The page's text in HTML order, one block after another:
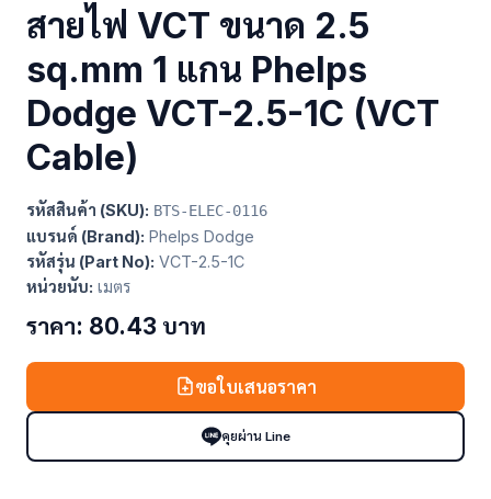
สายไฟ VCT ขนาด 2.5
sq.mm 1 แกน Phelps
Dodge VCT-2.5-1C (VCT
Cable)
รหัสสินค้า (SKU): BTS-ELEC-0116
แบรนด์ (Brand): Phelps Dodge
รหัสรุ่น (Part No): VCT-2.5-1C
หน่วยนับ: เมตร
ราคา: 80.43 บาท
ขอใบเสนอราคา
คุยผ่าน Line